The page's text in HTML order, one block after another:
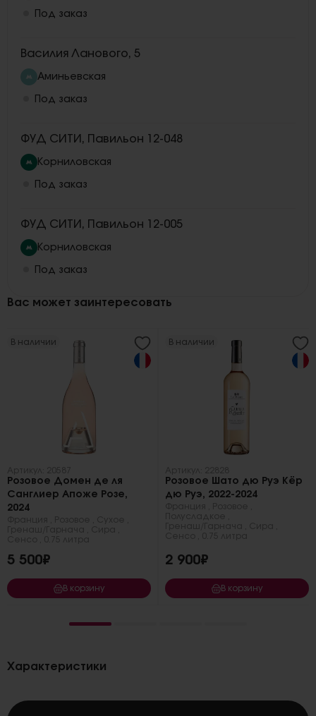
Под заказ
Василия Ланового, 5
Аминьевская
Под заказ
ФУД СИТИ, Павильон 12-048
Корниловская
Под заказ
ФУД СИТИ, Павильон 12-005
Корниловская
Под заказ
Вас может заинтересовать
В наличии
Розовое Домен де ля
Санглиер Апоже Розе,
2024
5 500₽
В корзину
В наличии
Розовое Шато дю Руэ Кёр
дю Руэ, 2022-2024
2 900₽
В корзину
Характеристики